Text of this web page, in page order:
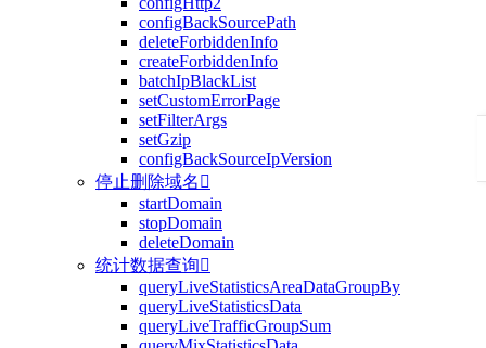
configBackSourcePath
deleteForbiddenInfo
createForbiddenInfo
batchIpBlackList
setCustomErrorPage
setFilterArgs
setGzip
configBackSourceIpVersion
停止删除域名 
startDomain
stopDomain
deleteDomain
统计数据查询
queryLiveStatisticsAreaDataGroupBy
queryLiveStatisticsData
queryLiveTrafficGroupSum